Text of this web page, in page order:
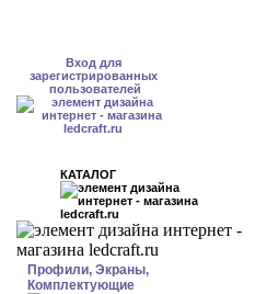
Вход для
зарегистрированных
пользователей
КАТАЛОГ
Профили, Экраны,
Комплектующие